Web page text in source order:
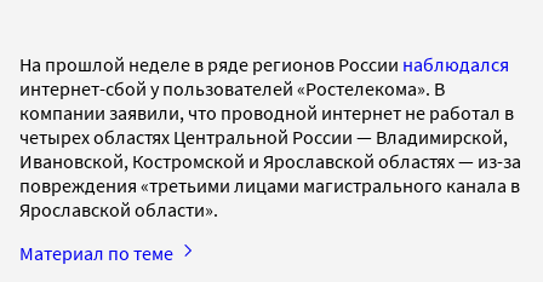
На прошлой неделе в ряде регионов России наблюдался
интернет-сбой у пользователей «Ростелекома». В
компании заявили, что проводной интернет не работал в
четырех областях Центральной России — Владимирской,
Ивановской, Костромской и Ярославской областях — из-за
повреждения «третьими лицами магистрального канала в
Ярославской области».
Материал по теме